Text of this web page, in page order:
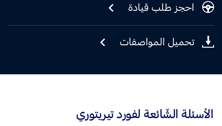
احجز طلب قيادة
تحميل المواصفات
الأسئلة الشّائعة لفورد تيريتوري